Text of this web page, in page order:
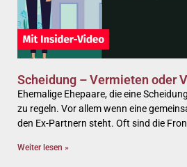
Scheidung – Vermieten oder
Ehemalige Ehepaare, die eine
zu regeln. Vor allem wenn eine
den Ex-Partnern steht. Oft sind die
Weiter lesen »